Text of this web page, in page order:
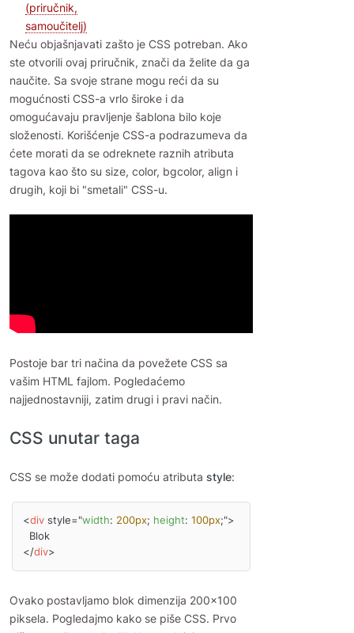
(priručnik,
samoučitelj)
Neću objašnjavati zašto je CSS potreban. Ako
ste otvorili ovaj priručnik, znači da želite da ga
naučite. Sa svoje strane mogu reći da su
mogućnosti CSS-a vrlo široke i da
omogućavaju pravljenje šablona bilo koje
složenosti. Korišćenje CSS-a podrazumeva da
ćete morati da se odreknete raznih atributa
tagova kao što su size, color, bgcolor, align i
drugih, koji bi "smetali" CSS-u.
Postoje bar tri načina da povežete CSS sa
vašim HTML fajlom. Pogledaćemo
najjednostavniji, zatim drugi i pravi način.
CSS unutar taga
CSS se može dodati pomoću atributa style:
<div style="width: 200px; height: 100px;">
</div>
Ovako postavljamo blok dimenzija 200x100
piksela. Pogledajmo kako se piše CSS. Prvo